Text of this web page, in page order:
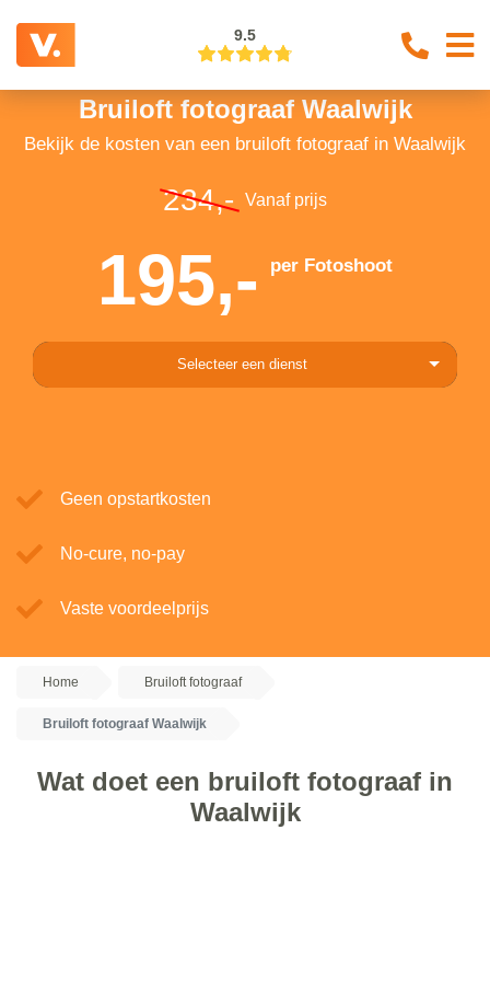
9.5
Bruiloft fotograaf Waalwijk
Bekijk de kosten van een bruiloft fotograaf in Waalwijk
234,- Vanaf prijs
195,- per Fotoshoot
Selecteer een dienst
Geen opstartkosten
No-cure, no-pay
Vaste voordeelprijs
Home Bruiloft fotograaf
Bruiloft fotograaf Waalwijk
Wat doet een bruiloft fotograaf in
Waalwijk